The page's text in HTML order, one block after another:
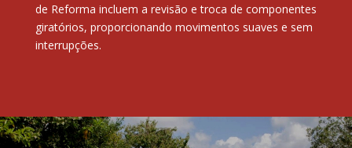
de Reforma incluem a revisão e troca de componentes
giratórios, proporcionando movimentos suaves e sem
interrupções.